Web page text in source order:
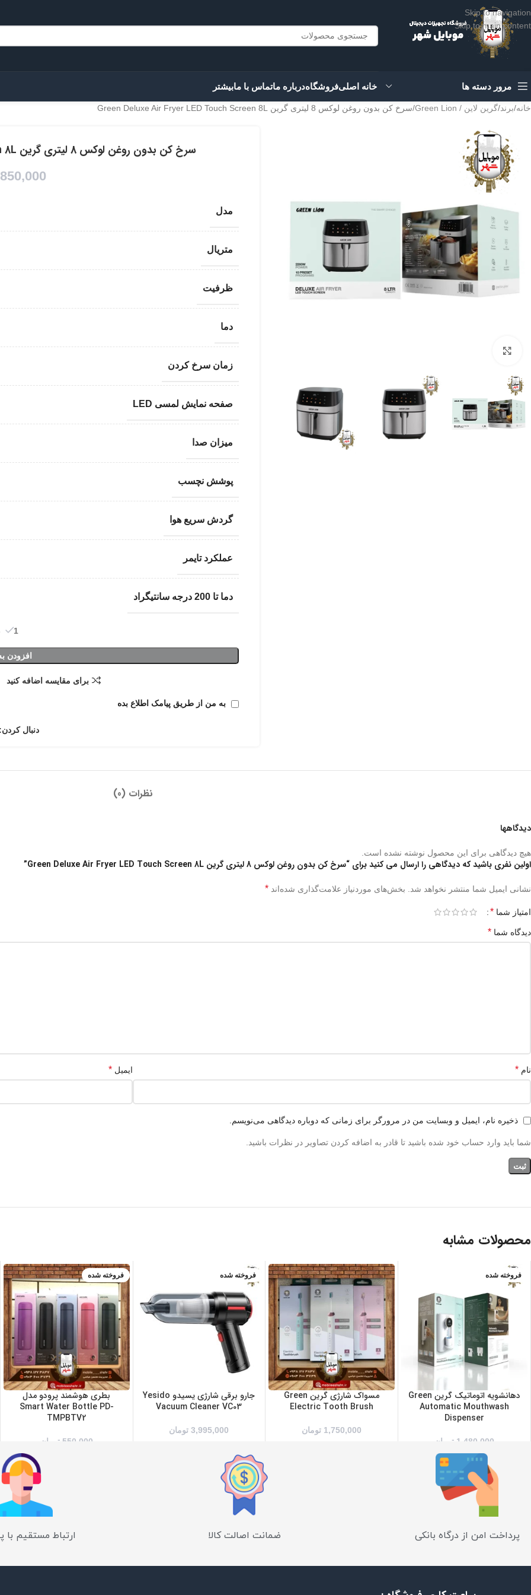
Skip to navigation
Skip to main content
مرور دسته ها خانه اصلیفروشگاهدرباره ماتماس با مابیشتر
خانه برند گرین لاین / Green Lion سرخ کن بدون روغن لوکس 8 لیتری گرین Green Deluxe Air Fryer LED Touch Screen 8L
سرخ کن بدون روغن لوکس 8 لیتری گرین Green Deluxe Air Fryer LED Touch Screen 8L
مدل
متریال
ظرفیت
دما
زمان سرخ کردن
صفحه نمایش لمسی LED
میزان صدا
پوشش نچسب
گردش سریع هوا
عملکرد تایمر
دما تا 200 درجه سانتیگراد
1 در انبار
افزودن
برای مقایسه اضافه کنید
به من از طریق پیامک اطلاع بده
دنبال کردن:
نظرات (0)
دیدگاهها
هیچ دیدگاهی برای این محصول نوشته نشده است.
اولین نفری باشید که دیدگاهی را ارسال می کنید برای “سرخ کن بدون روغن لوکس 8 لیتری گرین Green Deluxe Air Fryer LED Touch Screen 8L”
نشانی ایمیل شما منتشر نخواهد شد. بخش‌های موردنیاز علامت‌گذاری شده‌اند *
امتیاز شما *
دیدگاه شما *
نام * ایمیل *
ذخیره نام، ایمیل و وبسایت من در مرورگر برای زمانی که دوباره دیدگاهی می‌نویسم.
شما باید وارد حساب خود شده باشید تا قادر به اضافه کردن تصاویر در نظرات باشید.
محصولات مشابه
فروخته شده
دهانشویه اتوماتیک گرین Green
Automatic Mouthwash
Dispenser
1,480,000 تومان
آبی
سفید
صورتی
مسواک شارژی گرین Green
Electric Tooth Brush
1,750,000 تومان
فروخته شده
جارو برقی شارژی یسیدو Yesido
Vacuum Cleaner VC03
3,995,000 تومان
فروخته شده
آبی
بنفش
سبز
صورتی
مشکی
بطری هوشمند پرودو مدل
Smart Water Bottle PD-
TMPBTV2
550,000 تومان
پرداخت امن از درگاه بانکی ضمانت اصالت کالا ارتباط مستقیم با